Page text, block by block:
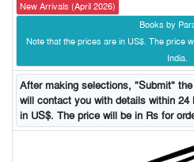
New Arrivals (April 2026)
Books by
Note that the prices are in US$. The price
India.
After making selections, "Submit"
will contact you with details within
in US$. The price will be in Rs for